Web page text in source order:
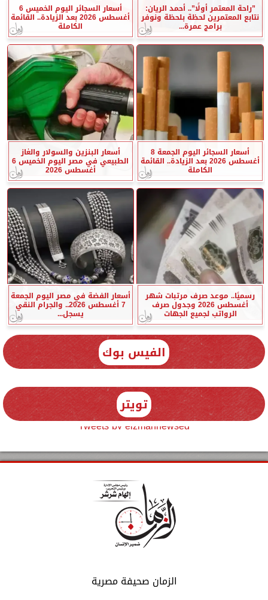
”راحة المعتمر أولًا”.. أحمد الريان:
نتابع المعتمرين لحظة بلحظة ونوفر
برامج عمرة...
أسعار السجائر اليوم الخميس 6
أغسطس 2026 بعد الزيادة.. القائمة
الكاملة
أسعار السجائر اليوم الجمعة 8
أغسطس 2026 بعد الزيادة.. القائمة
الكاملة
أسعار البنزين والسولار والغاز
الطبيعي في مصر اليوم الخميس 6
أغسطس 2026
رسميًا.. موعد صرف مرتبات شهر
أغسطس 2026 وجدول صرف
الرواتب لجميع الجهات
أسعار الفضة في مصر اليوم الجمعة
7 أغسطس 2026.. والجرام النقي
يسجل...
الفيس بوك
تويتر
Tweets by elzmannewseg
الزمان صحيفة مصرية